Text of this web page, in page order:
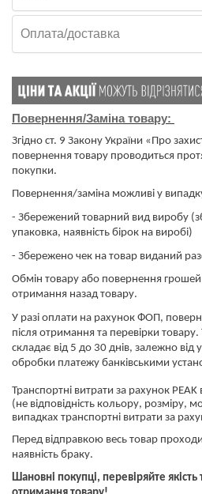
Оплата/доставка
Повернення/Заміна товару:
Згідно ст. 9 Закону України «Про
повернення товару проводиться
покупки.
Повернення/заміна можливі у
- Збережений товарний вид виробу
упаковка, наявність бірок на виробі)
- Збережено чек на товар виданий
Обмін товару або повернення грошей
отримання назад товару.
У разі оплати на рахунок ФОП,
після отримання та перевірки
складає від 5 до 30 днів, залежно
обробки платежу банківськими
​​​​​​​Транспортні витрати за рахунок
(не відповідність кольору, розміру,
випадках транспортні витрати за
Перед відправкою весь товар
наявність браку.
Шановні покупці, перевіряйте